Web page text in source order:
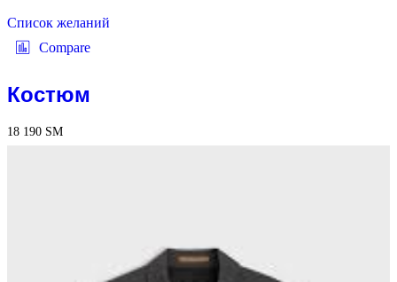
Список желаний
Compare
Костюм
18 190 ЅМ